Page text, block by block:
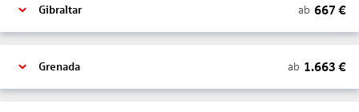
Gibraltar ab 667 €
Grenada ab 1.663 €